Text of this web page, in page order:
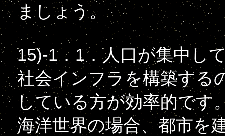
ましょう。
15)-1．1．人口が集中し
社会インフラを構築する
している方が効率的です
海洋世界の場合、都市を